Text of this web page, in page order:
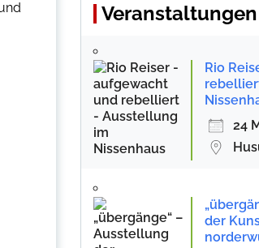
Veranstaltungen
Rio
24
der